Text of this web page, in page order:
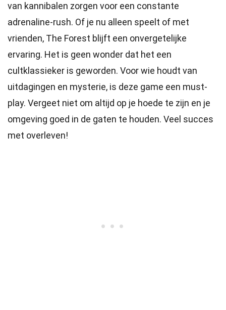
van kannibalen zorgen voor een constante
adrenaline-rush. Of je nu alleen speelt of met
vrienden, The Forest blijft een onvergetelijke
ervaring. Het is geen wonder dat het een
cultklassieker is geworden. Voor wie houdt van
uitdagingen en mysterie, is deze game een must-
play. Vergeet niet om altijd op je hoede te zijn en je
omgeving goed in de gaten te houden. Veel succes
met overleven!